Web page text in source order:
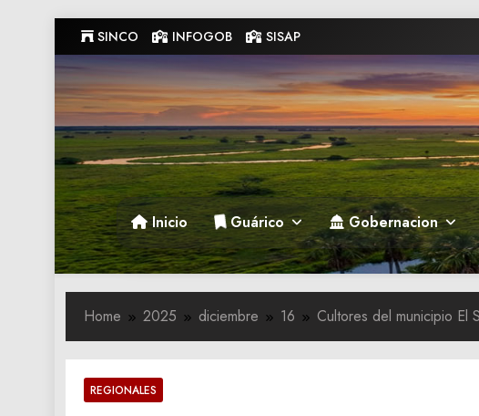
to
content
SINCO INFOGOB SISAP
Gobernacion de Guarico
Gobernacion de Guarico
Inicio Guárico Gobernacion
Home 2025 diciembre 16 Cultores del municipio El
REGIONALES